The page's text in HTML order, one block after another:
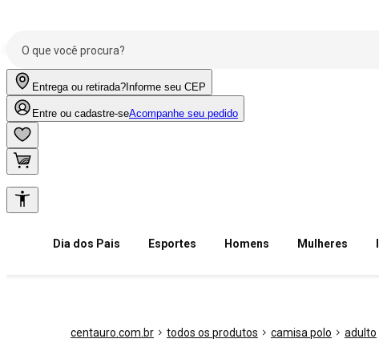
Entrega ou retirada? Informe seu CEP
Entre ou cadastre-seAcompanhe seu pedido
Dia dos Pais Esportes Homens Mulheres
centauro.com.br todos os produtos camisa polo adulto